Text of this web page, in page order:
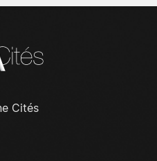
Cités